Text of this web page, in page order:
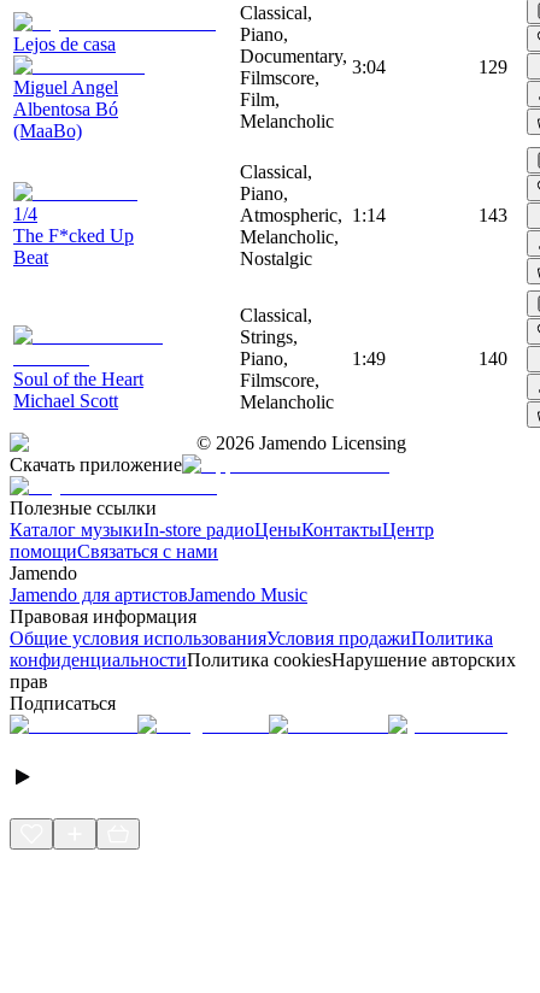
Lejos de casa
Miguel Angel
Albentosa Bó
(MaaBo)
Classical,
Piano,
Documentary,
Filmscore,
Film,
Melancholic
3:04 129
1/4
The F*cked Up
Beat
Classical,
Piano,
Atmospheric,
Melancholic,
Nostalgic
1:14 143
Soul of the Heart
Michael Scott
Classical,
Strings,
Piano,
Filmscore,
Melancholic
1:49 140
© 2026 Jamendo Licensing
Скачать приложение
Полезные ссылки
Каталог музыкиIn-store радиоЦеныКонтактыЦентр
помощиСвязаться с нами
Jamendo
Jamendo для артистовJamendo Music
Правовая информация
Общие условия использованияУсловия продажиПолитика
конфиденциальностиПолитика cookiesНарушение авторских
прав
Подписаться